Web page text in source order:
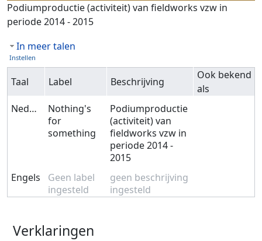
Ga naar:navigatie,zoeken
Podiumproductie (activiteit) van fieldworks vzw in
periode 2014 - 2015
In meer talen
Instellen
Taal Label Beschrijving
Ook bekend
als
Nederlands
Nothing's
for
something
Podiumproductie
(activiteit) van
fieldworks vzw in
periode 2014 -
2015
Engels
Geen label
ingesteld
geen beschrijving
ingesteld
Verklaringen